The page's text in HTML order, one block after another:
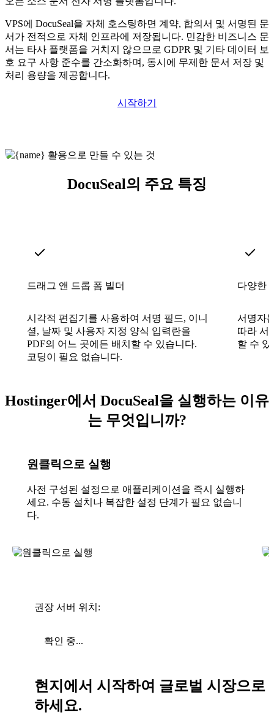
VPS에 DocuSeal을 자체 호스팅하면 계약, 합의서 및 서명된 문
서가 전적으로 자체 인프라에 저장됩니다. 민감한 비즈니스 문
서는 타사 플랫폼을 거치지 않으므로 GDPR 및 기타 데이터 보
호 요구 사항 준수를 간소화하며, 동시에 무제한 문서 저장 및
처리 용량을 제공합니다.
시작하기
DocuSeal의 주요 특징
드래그 앤 드롭 폼 빌더
시각적 편집기를 사용하여 서명 필드, 이니
셜, 날짜 및 사용자 지정 양식 입력란을
PDF의 어느 곳에든 배치할 수 있습니다.
코딩이 필요 없습니다.
다양한
서명자
따라 서
할 수
Hostinger에서 DocuSeal을 실행하는 이유
는 무엇입니까?
원클릭으로 실행
사전 구성된 설정으로 애플리케이션을 즉시 실행하
세요. 수동 설치나 복잡한 설정 단계가 필요 없습니
다.
권장 서버 위치:
확인 중...
현지에서 시작하여 글로벌 시장으로
하세요.